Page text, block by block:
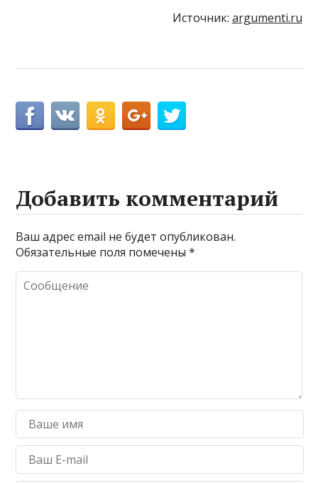
Источник: argumenti.ru
Добавить комментарий
Ваш адрес email не будет опубликован.
Обязательные поля помечены*